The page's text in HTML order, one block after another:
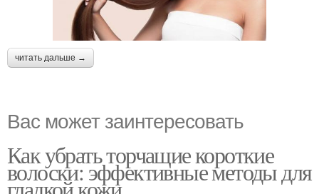
читать дальше →
Вас может заинтересовать
Как убрать торчащие короткие
волоски: эффективные методы для